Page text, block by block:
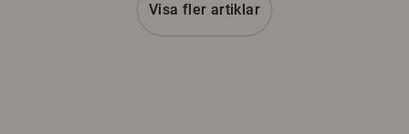
Visa fler artiklar